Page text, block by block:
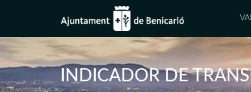
INDICADOR DE